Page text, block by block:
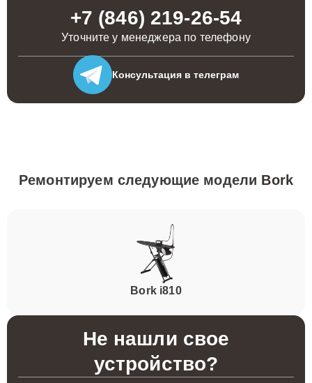
+7 (846) 219-26-54
Уточните у менеджера по телефону
Консультация в телеграм
Ремонтируем следующие модели Bork
Bork i810
Не нашли свое
устройство?